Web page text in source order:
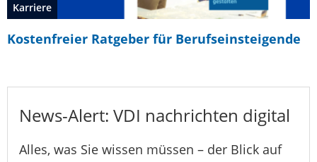
Karriere
Kostenfreier Ratgeber für Berufseinsteigende
News-Alert: VDI nachrichten digital
Alles, was Sie wissen müssen – der Blick auf